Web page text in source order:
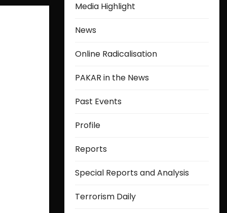
Media Highlight
News
Online Radicalisation
PAKAR in the News
Past Events
Profile
Reports
Special Reports and Analysis
Terrorism Daily